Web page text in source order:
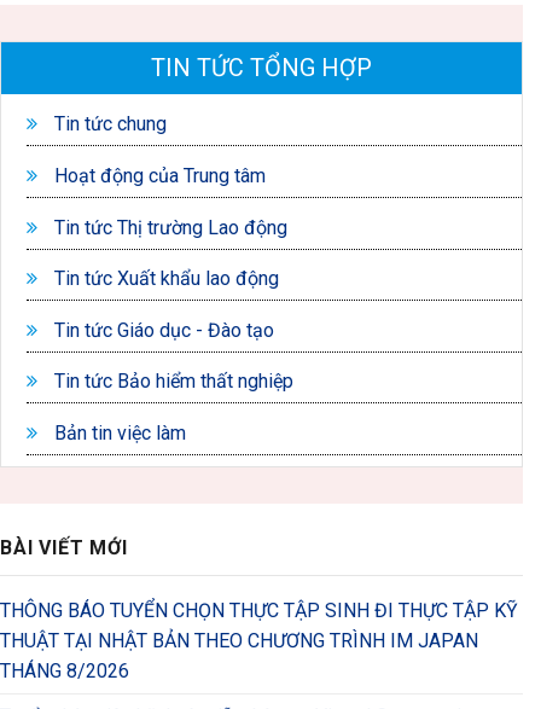
TIN TỨC TỔNG HỢP
Tin tức chung
Hoạt động của Trung tâm
Tin tức Thị trường Lao động
Tin tức Xuất khẩu lao động
Tin tức Giáo dục - Đào tạo
Tin tức Bảo hiểm thất nghiệp
Bản tin việc làm
BÀI VIẾT MỚI
THÔNG BÁO TUYỂN CHỌN THỰC TẬP SINH ĐI THỰC TẬP KỸ
THUẬT TẠI NHẬT BẢN THEO CHƯƠNG TRÌNH IM JAPAN
THÁNG 8/2026